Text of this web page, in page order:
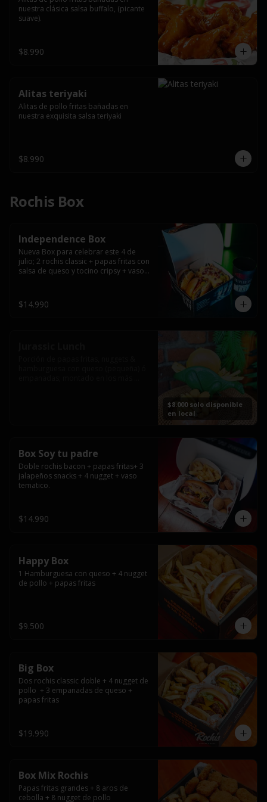
nuestra clásica salsa buffalo, (picante
suave).
$8.990
Alitas teriyaki
Alitas de pollo fritas bañadas en
nuestra exquisita salsa teriyaki
$8.990
Rochis Box
Independence Box
Nueva Box para celebrar este 4 de
julio; 2 rochis classic + papas fritas con
salsa de queso y tocino cripsy + vaso
$14.990
$8.000 solo disponible
en local
Box Soy tu padre
Doble rochis bacon + papas fritas+ 3
jalapeños snacks + 4 nugget + vaso
tematico.
$14.990
Happy Box
1 Hamburguesa con queso + 4 nugget
de pollo + papas fritas
$9.500
Big Box
Dos rochis classic doble + 4 nugget de
pollo  + 3 empanadas de queso +
papas fritas
$19.990
Box Mix Rochis
Papas fritas grandes + 8 aros de
cebolla + 8 nugget de pollo